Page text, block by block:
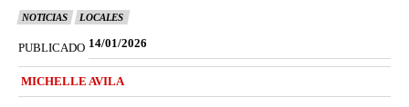
NOTICIAS LOCALES
PUBLICADO 14/01/2026
MICHELLE AVILA